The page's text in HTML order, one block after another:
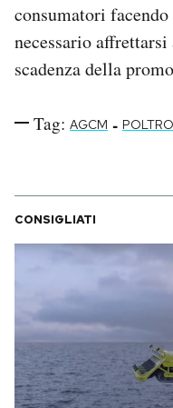
consumatori
necessario
scadenza della
Tag: AGCM -
CONSIGLIATI